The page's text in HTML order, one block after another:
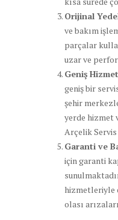
Orijinal
ve bakım
parçalar
uzar ve
Geniş
geniş bir
şehir
yerde hizmet
Arçelik Servis
Garanti ve
için garanti
hizmetleriyle
olası